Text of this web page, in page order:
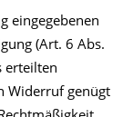
eingegebenen
(Art. 6 Abs.
erteilten
Widerruf genügt